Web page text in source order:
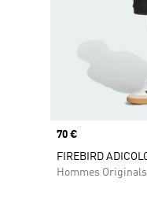
Prix
70 €
FIREBIRD
Hommes Originals